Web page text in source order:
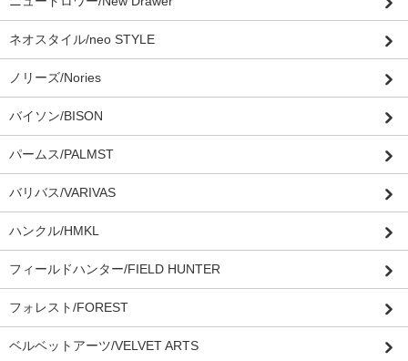
ネオスタイル/neo STYLE
ノリーズ/Nories
バイソン/BISON
パームス/PALMST
バリバス/VARIVAS
ハンクル/HMKL
フィールドハンター/FIELD HUNTER
フォレスト/FOREST
ベルベットアーツ/VELVET ARTS